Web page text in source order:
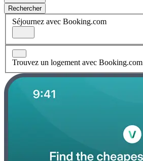
Rechercher
Séjournez avec Booking.com
Trouvez un logement avec Booking.com